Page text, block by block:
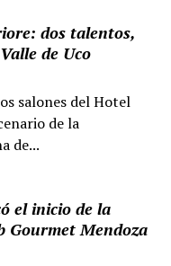
dos talentos,
de Uco
salones del Hotel
de la
de...
el inicio de la
Gourmet Mendoza